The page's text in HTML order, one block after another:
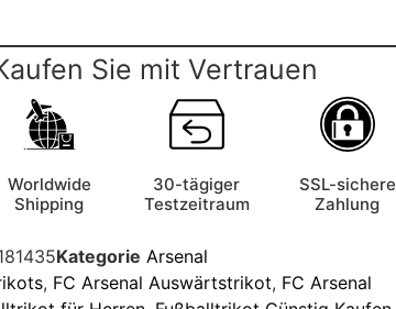
Sie mit Vertrauen
Worldwide
Shipping
30-tägiger
Testzeitraum
SSL-sichere
Zahlung
Kategorie Arsenal
, FC Arsenal Auswärtstrikot, FC Arsenal